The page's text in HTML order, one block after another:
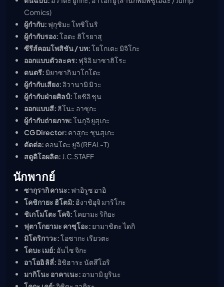
Comics)
ผู้กำกับ: ฟุกุชิมะ โทชิโนริ
ผู้กำกับรอง:โอดะ ฮิโรยาสุ
ซีรีส์คอมโพสิชัน / บท:โยโกเตะ มิจิโกะ
ออกแบบตัวละคร: ฟุจิอิ มาซาฮิโระ
ดนตรี: มิยาซากิ มาโกโตะ
ผู้กำกับเสียง:อิวานามิ มิวะ
ผู้กำกับฝ่ายศิลป์:โยชิอิ ชุน
ออกแบบสี: ฮิโนะ อาซุกะ
ผู้กำกับถ่ายภาพ:โนกุจิ ยูสุเกะ
CG Director: คาสุกะ ชุนสุเกะ
ตัดต่อ: คอนโดะ ยูจิ (REAL-T)
สตูดิโอผลิต: J.C.STAFF
นักพากย์
ซากุรากิ คานะ: ฟาอิรูซ อาอิ
โคชิกายะ ฮิโตมิ: ฮิงาชิอุจิ มาริโกะ
ชิเกโมโตะ โคจิ:โคยามะ ริกิยะ
ฟุตาโกยามะ คาซุโอะ: ยามาชิตะ ไดกิ
มิโดริกาวะ:โอซากะ เรียวตะ
โดบะ เมย์: อันไซ จิกะ
อาโออิ ลิลี่:อิชิฮาระ นัตสึโอริ
มากิโนะ อาคาเนะ: อามามิ ยูรินะ